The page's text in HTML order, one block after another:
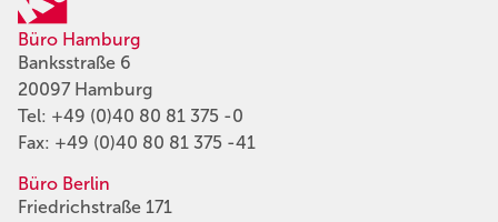
Büro Hamburg
Banksstraße 6
20097 Hamburg
Tel: +49 (0)40 80 81 375 -0
Fax: +49 (0)40 80 81 375 -41
Büro Berlin
Friedrichstraße 171